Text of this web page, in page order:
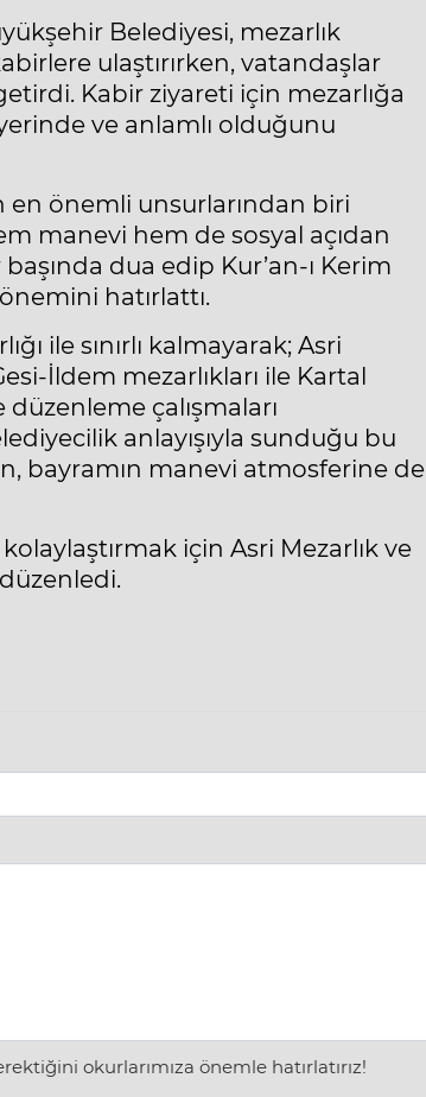
Belediyesi, mezarlık
ulaştırırken, vatandaşlar
Kabir ziyareti için mezarlığa
ve anlamlı olduğunu
en önemli unsurlarından biri
manevi hem de sosyal açıdan
dua edip Kur’an-ı Kerim
hatırlattı.
ile sınırlı kalmayarak; Asri
İldem mezarlıkları ile Kartal
çalışmaları
anlayışıyla sunduğu bu
bayramın manevi atmosferine de
için Asri Mezarlık ve
okurlarımıza önemle hatırlatırız!